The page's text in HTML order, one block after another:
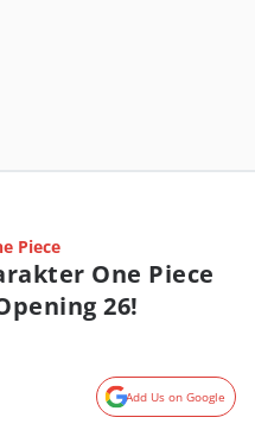
Piece
One Piece
26!
Add Us on Google